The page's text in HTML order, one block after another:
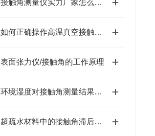
接触角测量仪实力厂家怎么选？苏州福佰特 10 年专注精密仪器研发生产
如何正确操作高温真空接触角测量仪？步骤详解
表面张力仪/接触角的工作原理
​环境湿度对接触角测量结果的影响及控制策略
超疏水材料中的接触角滞后现象研究